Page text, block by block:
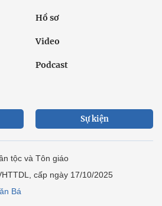
Hồ sơ
Video
Podcast
Sự kiện
tộc và Tôn giáo
cấp ngày 17/10/2025
Bá